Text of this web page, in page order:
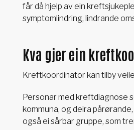
får då hjelp av ein
symptomlindring, lindrande
Kva gjer ein
Kreftkoordinator kan tilby
Personar med kreftdiagnose
kommuna, og deira
også ei sårbar gruppe, som